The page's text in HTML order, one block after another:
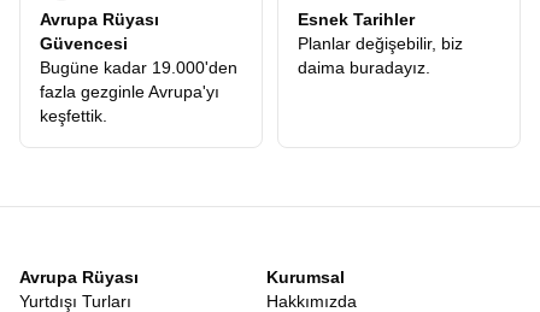
Avrupa Rüyası
Güvencesi
Bugüne kadar 19.000'den
fazla gezginle Avrupa'yı
keşfettik.
Esnek Tarihler
Planlar değişebilir, biz
daima buradayız.
Avrupa Rüyası
Yurtdışı Turları
Kurumsal
Hakkımızda